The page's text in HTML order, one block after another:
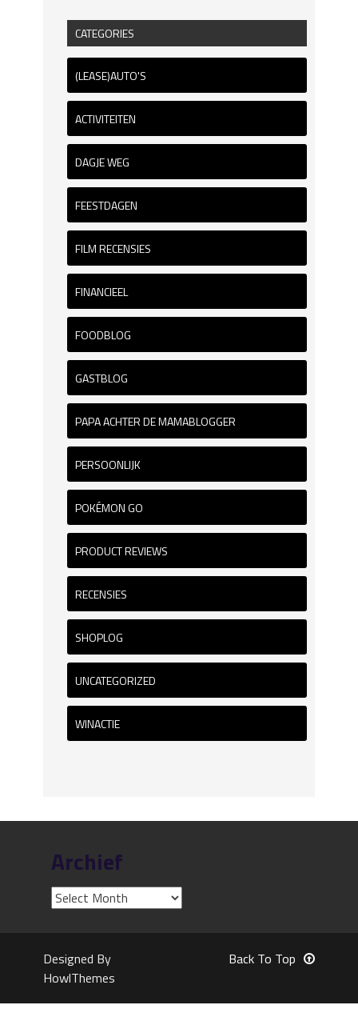
CATEGORIES
(LEASE)AUTO'S
ACTIVITEITEN
DAGJE WEG
FEESTDAGEN
FILM RECENSIES
FINANCIEEL
FOODBLOG
GASTBLOG
PAPA ACHTER DE MAMABLOGGER
PERSOONLIJK
POKÉMON GO
PRODUCT REVIEWS
RECENSIES
SHOPLOG
UNCATEGORIZED
WINACTIE
Archief
Designed By
HowlThemes
Back To Top